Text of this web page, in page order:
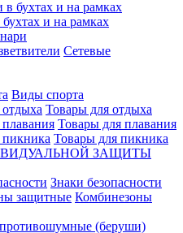
и на рамках
Сетевые
Виды спорта
Товары для отдыха
Товары для плавания
Товары для пикника
ЗАЩИТЫ
Знаки безопасности
Комбинезоны